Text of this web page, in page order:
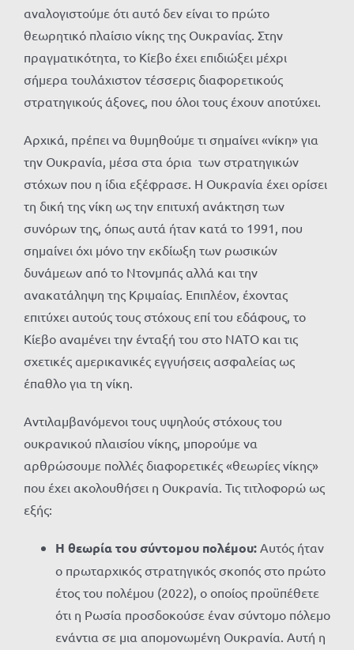
αναλογιστούμε ότι αυτό δεν είναι το πρώτο
θεωρητικό πλαίσιο νίκης της Ουκρανίας. Στην
πραγματικότητα, το Κίεβο έχει επιδιώξει μέχρι
σήμερα τουλάχιστον τέσσερις διαφορετικούς
στρατηγικούς άξονες, που όλοι τους έχουν αποτύχει.
Αρχικά, πρέπει να θυμηθούμε τι σημαίνει «νίκη» για
την Ουκρανία, μέσα στα όρια των στρατηγικών
στόχων που η ίδια εξέφρασε. Η Ουκρανία έχει ορίσει
τη δική της νίκη ως την επιτυχή ανάκτηση των
συνόρων της, όπως αυτά ήταν κατά το 1991, που
σημαίνει όχι μόνο την εκδίωξη των ρωσικών
δυνάμεων από το Ντονμπάς αλλά και την
ανακατάληψη της Κριμαίας. Επιπλέον, έχοντας
επιτύχει αυτούς τους στόχους επί του εδάφους, το
Κίεβο αναμένει την ένταξή του στο ΝΑΤΟ και τις
σχετικές αμερικανικές εγγυήσεις ασφαλείας ως
έπαθλο για τη νίκη.
Αντιλαμβανόμενοι τους υψηλούς στόχους του
ουκρανικού πλαισίου νίκης, μπορούμε να
αρθρώσουμε πολλές διαφορετικές «θεωρίες νίκης»
που έχει ακολουθήσει η Ουκρανία. Τις τιτλοφορώ ως
εξής:
Η θεωρία του σύντομου πολέμου: Αυτός ήταν
ο πρωταρχικός στρατηγικός σκοπός στο πρώτο
έτος του πολέμου (2022), ο οποίος προϋπέθετε
ότι η Ρωσία προσδοκούσε έναν σύντομο πόλεμο
ενάντια σε μια απομονωμένη Ουκρανία. Αυτή η